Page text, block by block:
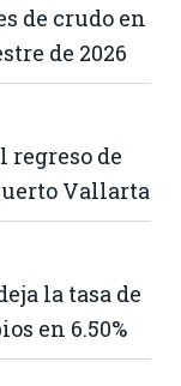
de crudo en
de 2026
regreso de
Vallarta
la tasa de
en 6.50%